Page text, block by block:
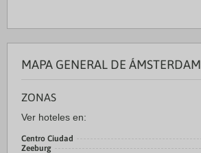
MAPA GENERAL DE ÁMSTERDAM
ZONAS
Ver hoteles en:
Centro Ciudad
Zeeburg